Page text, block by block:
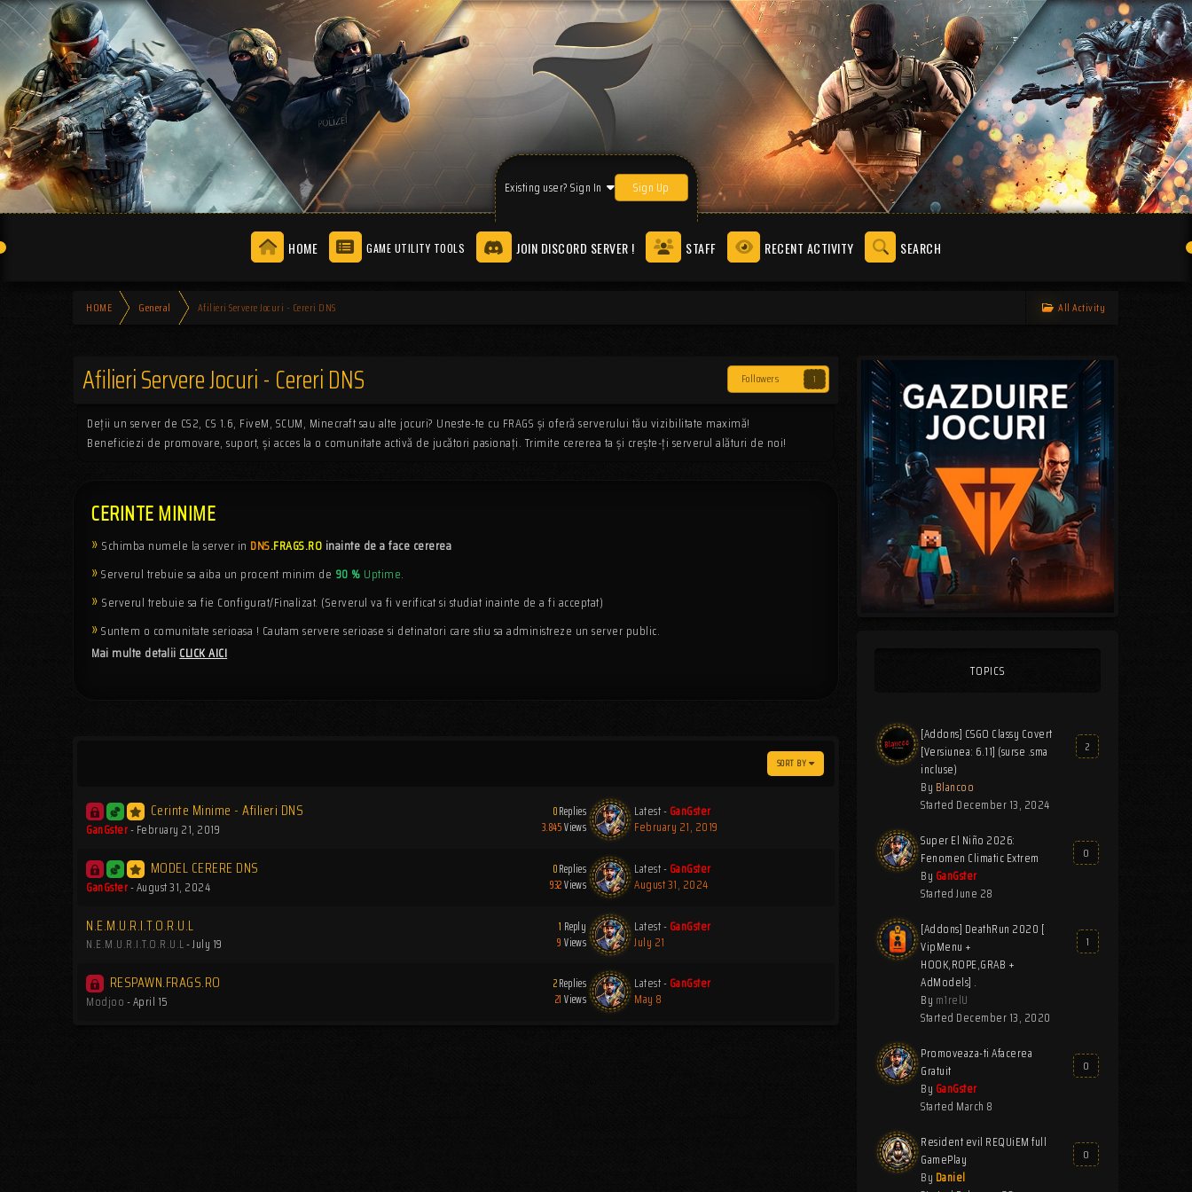
Existing user? Sign In Sign Up
HOME GAME UTILITY TOOLS JOIN DISCORD SERVER ! STAFF RECENT ACTIVITY SEARCH
All Activity
HOME General Afilieri Servere Jocuri - Cereri DNS
Followers 1
Afilieri Servere Jocuri - Cereri DNS
Deții un server de CS2, CS 1.6, FiveM, SCUM, Minecraft sau alte jocuri? Uneste-te cu FRAGS și oferă serverului tău vizibilitate maximă!
Beneficiezi de promovare, suport, și acces la o comunitate activă de jucători pasionați. Trimite cererea ta și crește-ți serverul alături de noi!
CERINTE MINIME
»Schimba numele la server in DNS.FRAGS.RO inainte de a face cererea
»Serverul trebuie sa aiba un procent minim de 90 % Uptime.
»Serverul trebuie sa fie Configurat/Finalizat. (Serverul va fi verificat si studiat inainte de a fi acceptat)
»Suntem o comunitate serioasa ! Cautam servere serioase si detinatori care stiu sa administreze un server public.
Mai multe detalii CLICK AICI
SORT BY
Cerinte Minime - Afilieri DNS
GanGster-February 21, 2019
0Replies
3.845Views
Latest -GanGster
February 21, 2019
MODEL CERERE DNS
GanGster-August 31, 2024
0Replies
932Views
Latest -GanGster
August 31, 2024
N.E.M.U.R.I.T.O.R.U.L
N.E.M.U.R.I.T.O.R.U.L-July 19
1 Reply
9 Views
Latest -GanGster
July 21
RESPAWN.FRAGS.RO
Modjoo-April 15
2Replies
21 Views
Latest -GanGster
May 8
TOPICS
2
[Addons] CSGO Classy Covert
[Versiunea: 6.11] (surse .sma
incluse)
By Blancoo
Started December 13, 2024
0
Super El Niño 2026:
Fenomen Climatic Extrem
By GanGster
StartedJune 28
1
[Addons] DeathRun 2020 [
VipMenu +
HOOK,ROPE,GRAB +
AdModels] .
By m1relU
Started December 13, 2020
0
Promoveaza-ti Afacerea
Gratuit
By GanGster
Started March 8
0
Resident evil REQUiEM full
GamePlay
By Daniel